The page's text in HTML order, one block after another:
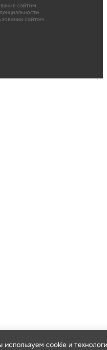
сайтом
сайтом
cookie и